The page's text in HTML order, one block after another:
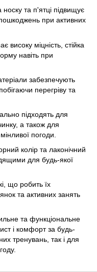
та п'ятці підвищує
пошкоджень при активних
високу міцність, стійка
навіть при
забезпечують
перегріву та
підходять для
а також для
погоди.
колір та лаконічний
для будь-якої
що робить їх
та активних занять
та функціональне
і комфорт за будь-
тренувань, так і для